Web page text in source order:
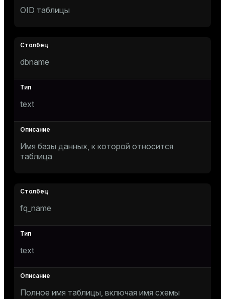
OID таблицы
dbname
text
Имя базы данных, к которой относится
таблица
fq_name
text
Полное имя таблицы, включая имя схемы